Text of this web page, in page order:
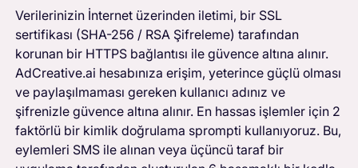
Verilerinizin İnternet üzerinden iletimi, bir SSL
sertifikası (SHA-256 / RSA Şifreleme) tarafından
korunan bir HTTPS bağlantısı ile güvence altına alınır.
AdCreative.ai hesabınıza erişim, yeterince güçlü olması
ve paylaşılmaması gereken kullanıcı adınız ve
şifrenizle güvence altına alınır. En hassas işlemler için 2
faktörlü bir kimlik doğrulama sprompti kullanıyoruz. Bu,
eylemleri SMS ile alınan veya üçüncü taraf bir